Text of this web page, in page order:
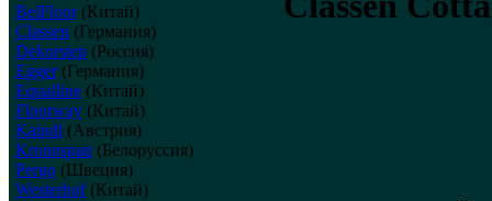
BelFloor(Китай)
Classen(Германия)
Dekorstep(Россия)
Egger(Германия)
Equalline(Китай)
Floorway(Китай)
Kaindl(Австрия)
Kronospan(Белоруссия)
Pergo(Швеция)
Westerhof(Китай)